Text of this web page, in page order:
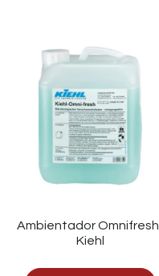
Ambientador Omnifresh |
Kiehl